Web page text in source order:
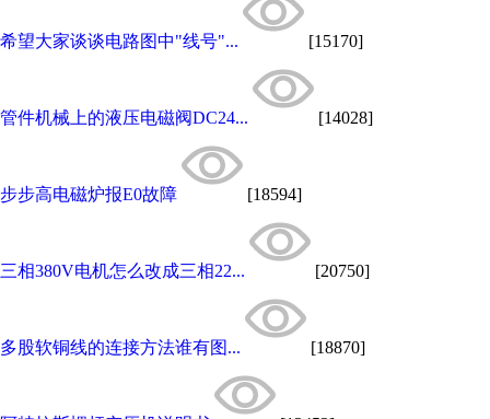
希望大家谈谈电路图中"线号"... [15170]
管件机械上的液压电磁阀DC24... [14028]
步步高电磁炉报E0故障 [18594]
三相380V电机怎么改成三相22... [20750]
多股软铜线的连接方法谁有图... [18870]